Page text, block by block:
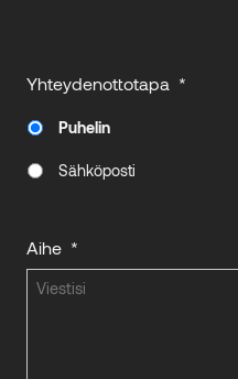
Yhteydenottotapa *
Puhelin
Sähköposti
Aihe *